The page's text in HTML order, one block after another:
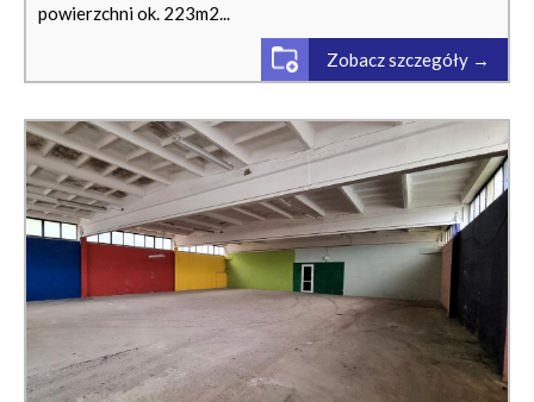
powierzchni ok. 223m2...
Zobacz szczegóły →